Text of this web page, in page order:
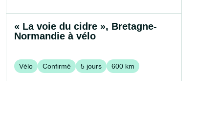
« La voie du cidre », Bretagne-
Normandie à vélo
Vélo Confirmé 5 jours 600 km